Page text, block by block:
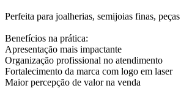
Perfeita para joalherias, semijoias finas,
Benefícios na prática:
Apresentação mais impactante
Organização profissional no atendimento
Fortalecimento da marca com logo em laser
Maior percepção de valor na venda